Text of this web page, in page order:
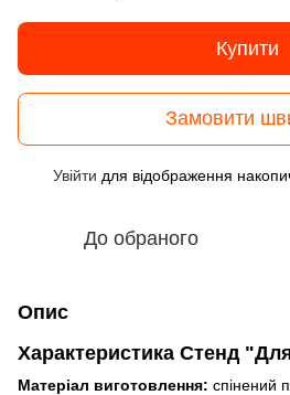
Купити
Замовити
Увійти для відображення
До обраного
Опис
Характеристика Стенд
Матеріал виготовлення: спінений